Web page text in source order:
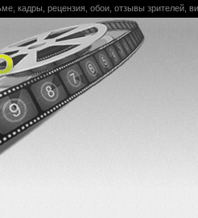
кадры, рецензия, обои, отзывы зрителей,